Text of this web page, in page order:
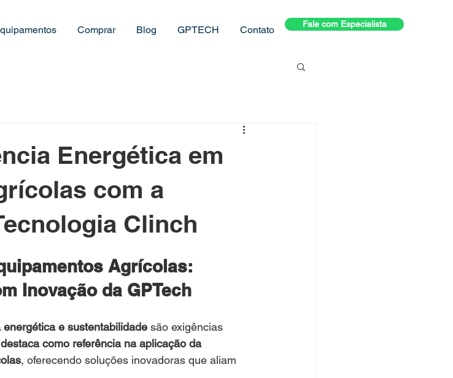
Comprar Blog GPTECH Contato Fale com Especialista
Energética em
com a
Clinch
Agrícolas:
Inovação da GPTech
energética e sustentabilidade são exigências
como referência na aplicação da
, oferecendo soluções inovadoras que aliam